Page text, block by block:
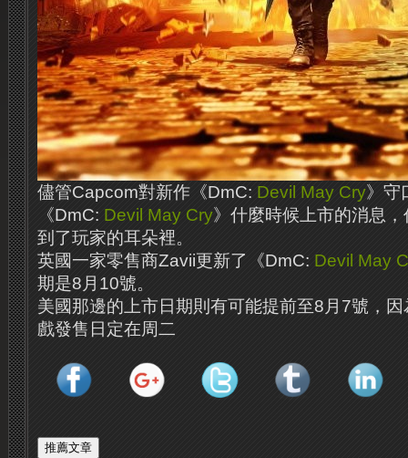
儘管Capcom對新作《DmC: Devil May Cry》守
《DmC: Devil May Cry》什麼時候上市的消息
到了玩家的耳朵裡。
英國一家零售商Zavii更新了《DmC: Devil May
期是8月10號。
美國那邊的上市日期則有可能提前至8月7號，
戲發售日定在周二